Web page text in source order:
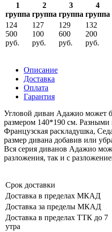
1
группа
2
группа
3
группа
4
группа
124
500
руб.
127
100
руб.
129
600
руб.
132
200
руб.
Описание
Доставка
Оплата
Гарантия
Угловой диван Адажио может
размером 140*190 см.
Французская раскладушка,
размер дивана добавив или
Вся серия диванов Адажио
разложения, так и с
Срок доставки
Доставка в пределах МКАД
Доставка за пределы МКАД
Доставка в пределах ТТК до 7
утра